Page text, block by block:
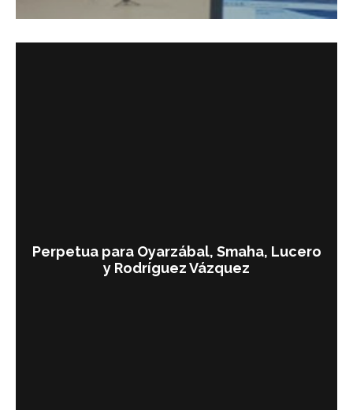
Perpetua para Oyarzábal, Smaha, Lucero
y Rodríguez Vázquez